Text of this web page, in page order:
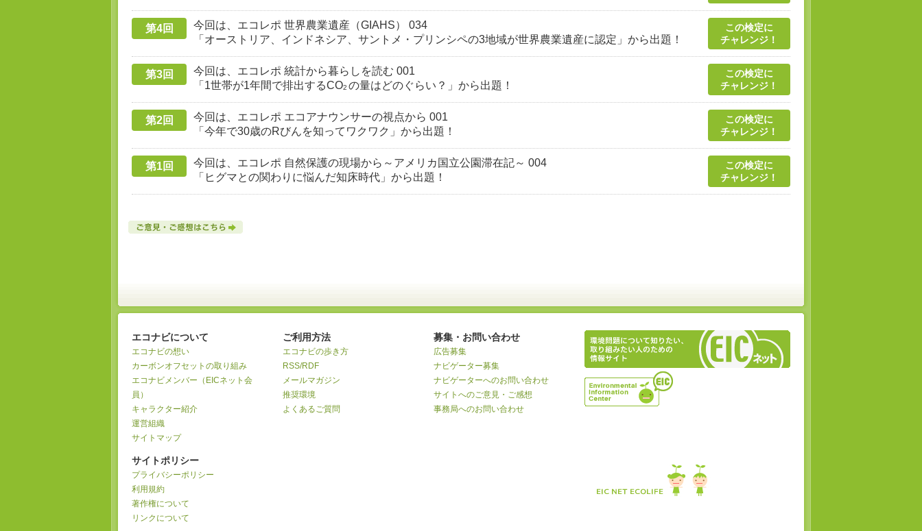
第4回
今回は、エコレポ 世界農業遺産（GIAHS） 034
「オーストリア、インドネシア、サントメ・プリンシペの3地域が世界農業遺産に認定」から出題！
この検定に
チャレンジ！
第3回
今回は、エコレポ 統計から暮らしを読む 001
「1世帯が1年間で排出するCO2 の量はどのぐらい？」から出題！
この検定に
チャレンジ！
第2回
今回は、エコレポ エコアナウンサーの視点から 001
「今年で30歳のRびんを知ってワクワク」から出題！
この検定に
チャレンジ！
第1回
今回は、エコレポ 自然保護の現場から～アメリカ国立公園滞在記～ 004
「ヒグマとの関わりに悩んだ知床時代」から出題！
この検定に
チャレンジ！
エコナビについて
エコナビの想い
カーボンオフセットの取り組み
エコナビメンバー（EICネット会
員）
キャラクター紹介
運営組織
サイトマップ
サイトポリシー
プライバシーポリシー
利用規約
著作権について
リンクについて
ご利用方法
エコナビの歩き方
RSS/RDF
メールマガジン
推奨環境
よくあるご質問
募集・お問い合わせ
広告募集
ナビゲーター募集
ナビゲーターへのお問い合わせ
サイトへのご意見・ご感想
事務局へのお問い合わせ